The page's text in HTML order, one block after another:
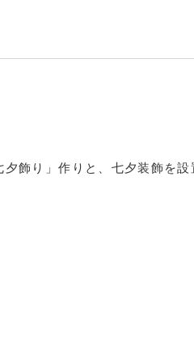
飾り」作りと、七夕装飾を